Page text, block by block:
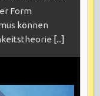
Form
können
[...]